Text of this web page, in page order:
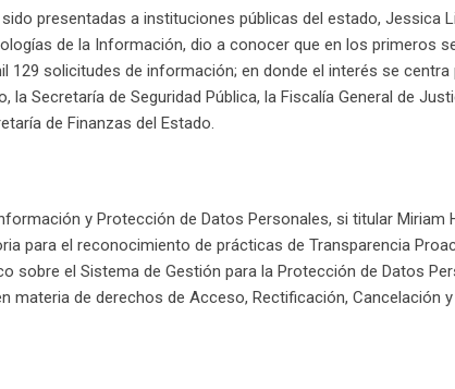
presentadas a instituciones públicas del estado, Jessica
de la Información, dio a conocer que en los primeros
129 solicitudes de información; en donde el interés se centra
la Secretaría de Seguridad Pública, la Fiscalía General de
de Finanzas del Estado.
y Protección de Datos Personales, si titular Miriam
para el reconocimiento de prácticas de Transparencia
sobre el Sistema de Gestión para la Protección de Datos
materia de derechos de Acceso, Rectificación, Cancelación